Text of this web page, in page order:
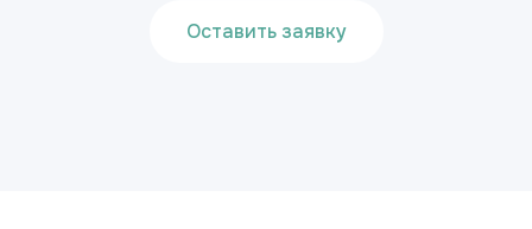
Оставить заявку